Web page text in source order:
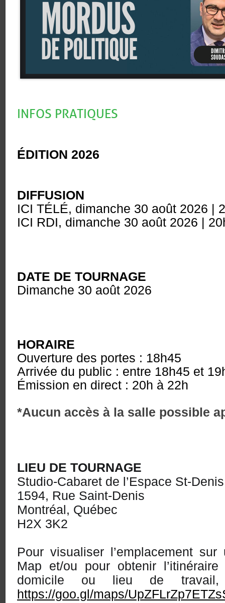
INFOS PRATIQUES
ÉDITION 2026
DIFFUSION
ICI TÉLÉ, dimanche 30 août 2026 |
ICI RDI, dimanche 30 août 2026 |
DATE DE TOURNAGE
Dimanche 30 août 2026
HORAIRE
Ouverture des portes : 18h45
Arrivée du public : entre 18h45 et
Émission en direct : 20h à 22h
*Aucun accès à la salle possible
LIEU DE TOURNAGE
Studio-Cabaret de l’Espace St-Denis
1594, Rue Saint-Denis
Montréal, Québec
H2X 3K2
Pour visualiser l’emplacement
Map et/ou pour obtenir
domicile ou lieu de
https://goo.gl/maps/